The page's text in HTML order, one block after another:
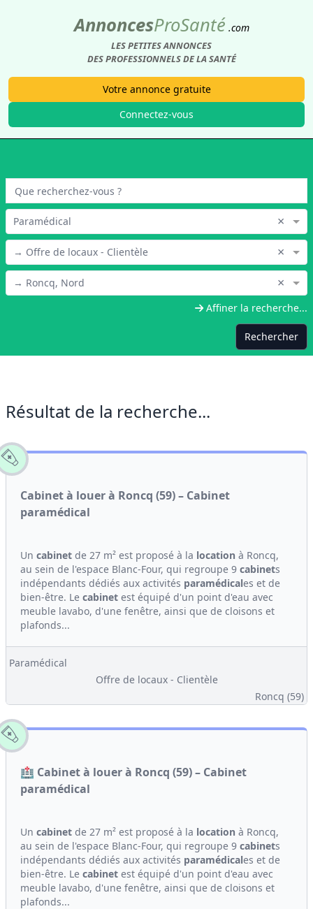
AnnoncesProSanté .com
LES PETITES ANNONCES
DES PROFESSIONNELS DE LA SANTÉ
Votre annonce gratuite
Connectez-vous
Paramédical ×
→ Offre de locaux - Clientèle ×
→ Roncq, Nord ×
Affiner la recherche...
Rechercher
Résultat de la recherche...
Cabinet à louer à Roncq (59) – Cabinet
paramédical
Un cabinet de 27 m² est proposé à la location à Roncq,
au sein de l'espace Blanc-Four, qui regroupe 9 cabinets
indépendants dédiés aux activités paramédicales et de
bien-être. Le cabinet est équipé d'un point d'eau avec
meuble lavabo, d'une fenêtre, ainsi que de cloisons et
plafonds...
Paramédical
Offre de locaux - Clientèle
Roncq (59)
🏥 Cabinet à louer à Roncq (59) – Cabinet
paramédical
Un cabinet de 27 m² est proposé à la location à Roncq,
au sein de l'espace Blanc-Four, qui regroupe 9 cabinets
indépendants dédiés aux activités paramédicales et de
bien-être. Le cabinet est équipé d'un point d'eau avec
meuble lavabo, d'une fenêtre, ainsi que de cloisons et
plafonds...